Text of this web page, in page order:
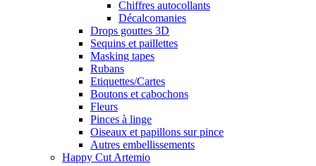
Chiffres autocollants
Décalcomanies
Drops gouttes 3D
Sequins et paillettes
Masking tapes
Rubans
Etiquettes/Cartes
Boutons et cabochons
Fleurs
Pinces à linge
Oiseaux et papillons sur pince
Autres embellissements
Happy Cut Artemio